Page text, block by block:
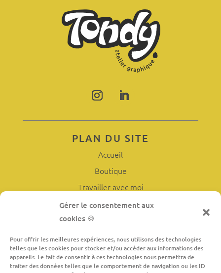
Gérer le consentement aux
cookies 🍪
Pour offrir les meilleures expériences, nous utilisons des technologies
telles que les cookies pour stocker et/ou accéder aux informations des
appareils. Le fait de consentir à ces technologies nous permettra de
traiter des données telles que le comportement de navigation ou les ID
PLAN DU SITE
Accueil
Boutique
Travailler avec moi
L’atelier
Contact